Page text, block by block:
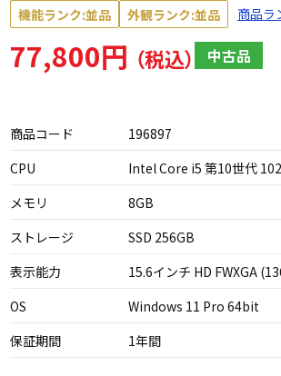
機能ランク:並品 外観ランク:並品 商品
77,800円 中古品
商品コード
196897
CPU
Intel Core i5 第10世代
メモリ
8GB
ストレージ
SSD 256GB
表示能力
15.6インチ HD FWXGA
OS
Windows 11 Pro 64bit
保証期間
1年間